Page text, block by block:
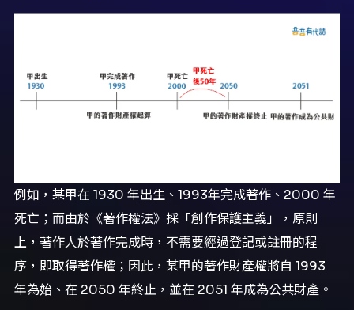
例如，某甲在 1930 年出生、1993年完成著作、2000 年
死亡；而由於《著作權法》採「創作保護主義」，原則
上，著作人於著作完成時，不需要經過登記或註冊的程
序，即取得著作權；因此，某甲的著作財產權將自 1993
年為始、在 2050 年終止，並在 2051 年成為公共財產。